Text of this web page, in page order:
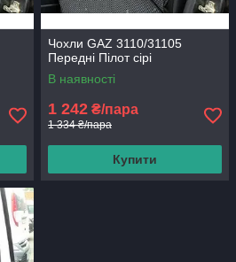
Чохли GAZ 3110/31105
Передні Пілот сірі
В наявності
1 242 ₴/пара
1 334 ₴/пара
Купити